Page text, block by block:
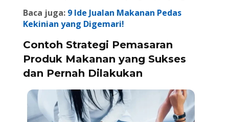
Baca juga: 9 Ide Jualan Makanan Pedas
Kekinian yang Digemari!
Contoh Strategi Pemasaran
Produk Makanan yang Sukses
dan Pernah Dilakukan